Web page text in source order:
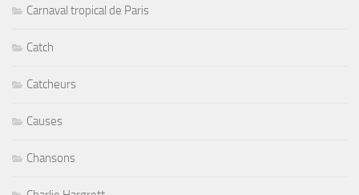
Carnaval tropical de Paris
Catch
Catcheurs
Causes
Chansons